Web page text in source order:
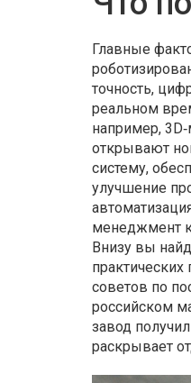
Главные
точность,
реальном
например,
открывают
систему,
улучшение
менеджмент
Внизу вы
советов по
российском
завод
раскрывает